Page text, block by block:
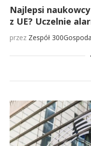
Najlepsi
z UE? Uczelnie
przez Zespół